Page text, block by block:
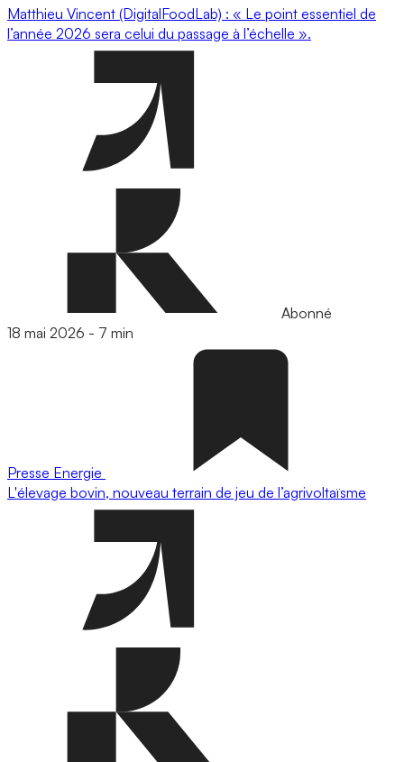
Matthieu Vincent (DigitalFoodLab) : « Le point essentiel de
l’année 2026 sera celui du passage à l’échelle ».
Abonné
18 mai 2026 - 7 min
Presse Energie
L'élevage bovin, nouveau terrain de jeu de l’agrivoltaïsme